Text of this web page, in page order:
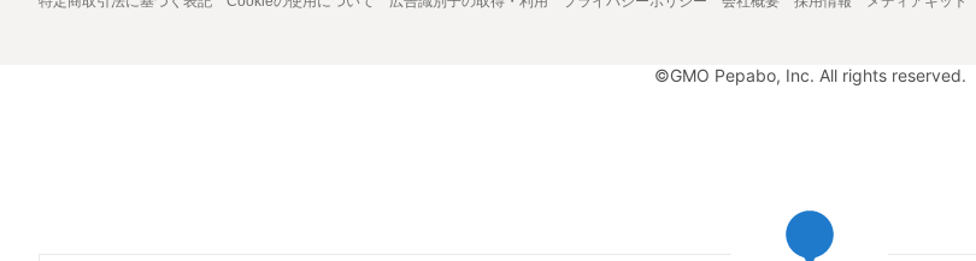
©GMO Pepabo, Inc. All rights reserved.